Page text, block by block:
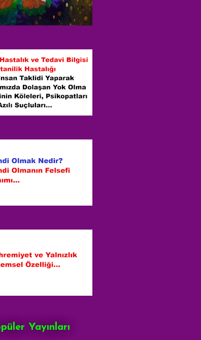
Yayınları